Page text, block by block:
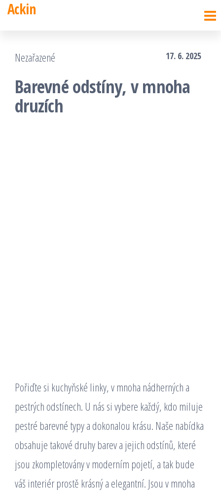
Přeskočit
Ackin
Nezařazené 17. 6. 2025
Barevné odstíny, v mnoha
druzích
Pořiďte si kuchyňské linky, v mnoha nádherných a
pestrých odstínech. U nás si vybere každý, kdo miluje
pestré barevné typy a dokonalou krásu. Naše nabídka
obsahuje takové druhy barev a jejich odstínů, které
jsou zkompletovány v moderním pojetí, a tak bude
váš interiér prostě krásný a elegantní. Jsou v mnoha